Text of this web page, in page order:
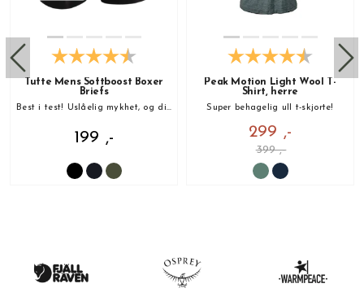
Tufte Mens Softboost Boxer
Briefs
Best i test! Uslåelig mykhet, og din nye favoritt!
199 ,-
Peak Motion Light Wool T-
Shirt, herre
Super behagelig ull t-skjorte!
299 ,-
399 ,-